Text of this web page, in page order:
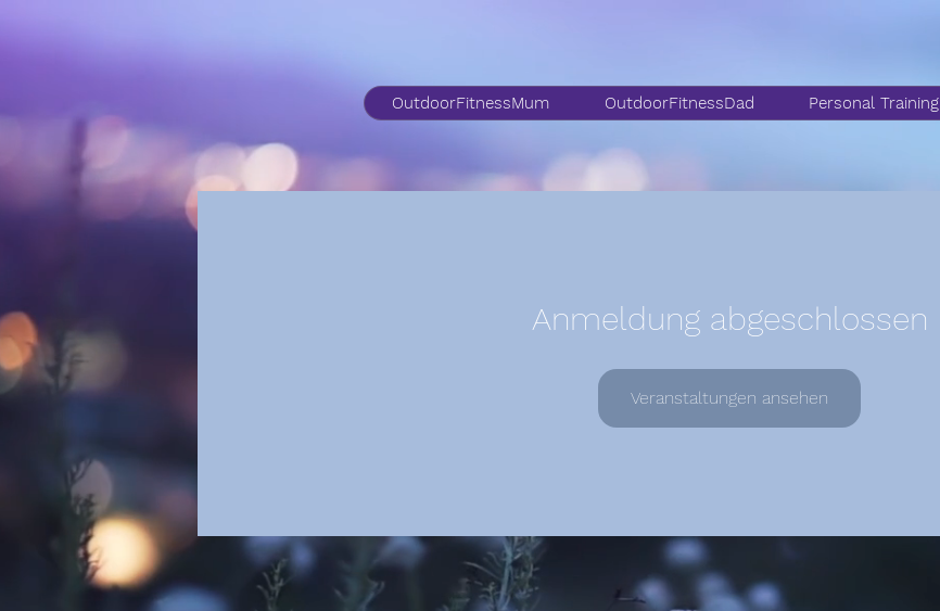
OutdoorFitnessMum OutdoorFitnessDad Personal Training
Anmeldung abgeschlossen
Veranstaltungen ansehen